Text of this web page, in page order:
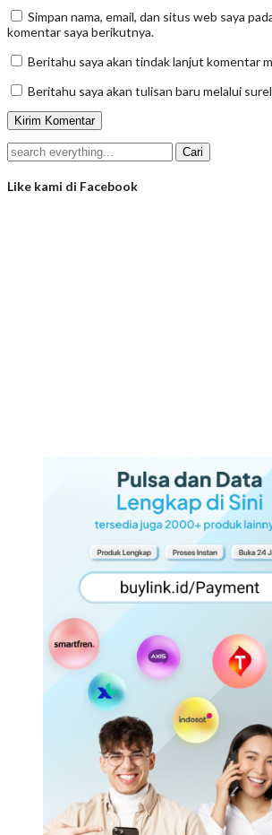
Simpan nama, email, dan situs web saya
komentar saya berikutnya.
Beritahu saya akan tindak lanjut komentar
Beritahu saya akan tulisan baru melalui
Like kami di Facebook